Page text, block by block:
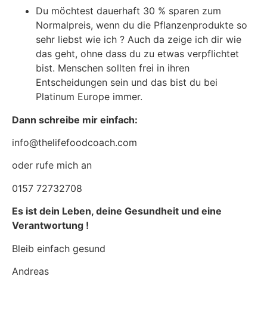
Du möchtest dauerhaft 30 % sparen zum
Normalpreis, wenn du die Pflanzenprodukte so
sehr liebst wie ich ? Auch da zeige ich dir wie
das geht, ohne dass du zu etwas verpflichtet
bist. Menschen sollten frei in ihren
Entscheidungen sein und das bist du bei
Platinum Europe immer.
Dann schreibe mir einfach:
info@thelifefoodcoach.com
oder rufe mich an
0157 72732708
Es ist dein Leben, deine Gesundheit und eine
Verantwortung !
Bleib einfach gesund
Andreas